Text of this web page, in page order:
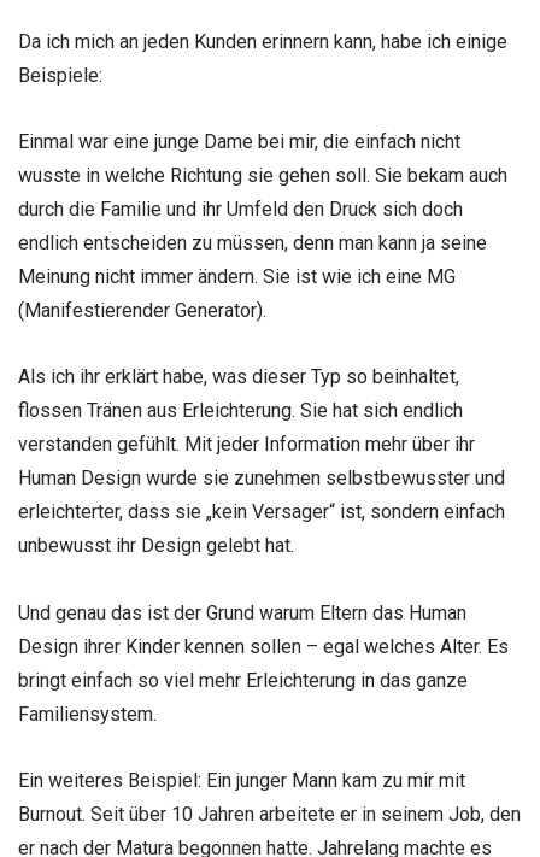
Da ich mich an jeden Kunden erinnern kann, habe ich einige
Beispiele:
Einmal war eine junge Dame bei mir, die einfach nicht
wusste in welche Richtung sie gehen soll. Sie bekam auch
durch die Familie und ihr Umfeld den Druck sich doch
endlich entscheiden zu müssen, denn man kann ja seine
Meinung nicht immer ändern. Sie ist wie ich eine MG
(Manifestierender Generator).
Als ich ihr erklärt habe, was dieser Typ so beinhaltet,
flossen Tränen aus Erleichterung. Sie hat sich endlich
verstanden gefühlt. Mit jeder Information mehr über ihr
Human Design wurde sie zunehmen selbstbewusster und
erleichterter, dass sie „kein Versager“ ist, sondern einfach
unbewusst ihr Design gelebt hat.
Und genau das ist der Grund warum Eltern das Human
Design ihrer Kinder kennen sollen – egal welches Alter. Es
bringt einfach so viel mehr Erleichterung in das ganze
Familiensystem.
Ein weiteres Beispiel: Ein junger Mann kam zu mir mit
Burnout. Seit über 10 Jahren arbeitete er in seinem Job, den
er nach der Matura begonnen hatte. Jahrelang machte es